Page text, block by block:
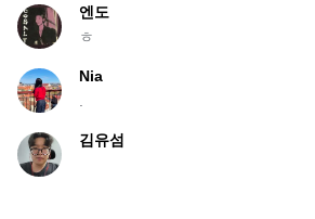
엔도
ㅎ
Nia
.
김유섬